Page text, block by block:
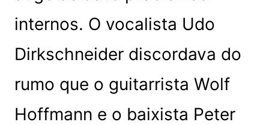
internos. O vocalista Udo
Dirkschneider discordava do
rumo que o guitarrista Wolf
Hoffmann e o baixista Peter